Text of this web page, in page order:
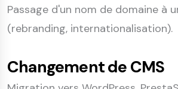
Passage d'un nom de domaine à
(rebranding, internationalisation).
Changement de CMS